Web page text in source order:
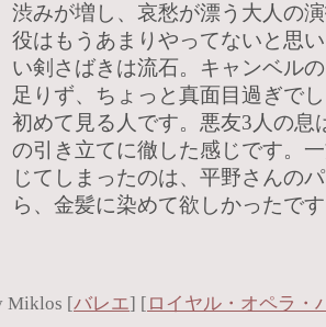
渋みが増し、哀愁が漂う大人の
役はもうあまりやってないと思
い剣さばきは流石。キャンベル
足りず、ちょっと真面目過ぎで
初めて見る人です。悪友3人の息
の引き立てに徹した感じです。
じてしまったのは、平野さんの
ら、金髪に染めて欲しかったで
Miklos [バレエ] [ ロイヤル・オペラ・